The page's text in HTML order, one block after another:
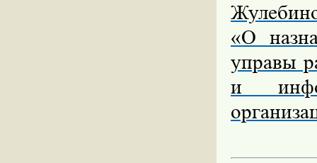
«О
управы
и